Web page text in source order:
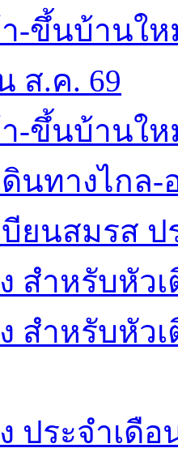
-ขึ้นบ้านใ
ส.ค. 69
-ขึ้นบ้านให
นทางไกล-
ยนสมรส ป
สำหรับหัว
สำหรับหัว
ประจำเดือ